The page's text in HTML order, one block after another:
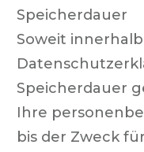
Speicherdauer
Soweit
Speicherdauer
Ihre
bis der Zweck